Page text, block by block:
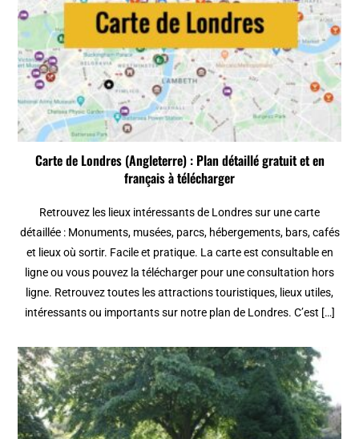
Carte de Londres (Angleterre) : Plan détaillé gratuit et en
français à télécharger
Retrouvez les lieux intéressants de Londres sur une carte
détaillée : Monuments, musées, parcs, hébergements, bars, cafés
et lieux où sortir. Facile et pratique. La carte est consultable en
ligne ou vous pouvez la télécharger pour une consultation hors
ligne. Retrouvez toutes les attractions touristiques, lieux utiles,
intéressants ou importants sur notre plan de Londres. C’est […]